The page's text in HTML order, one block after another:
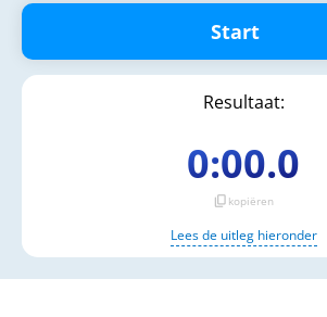
Start
Resultaat:
0:00.0
content_copy kopiëren
Lees de uitleg hieronder